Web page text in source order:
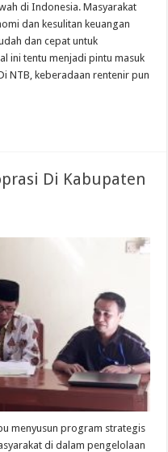
di Indonesia. Masyarakat
dan kesulitan keuangan
dan cepat untuk
ini tentu menjadi pintu masuk
NTB, keberadaan rentenir pun
Di Kabupaten
menyusun program strategis
di dalam pengelolaan